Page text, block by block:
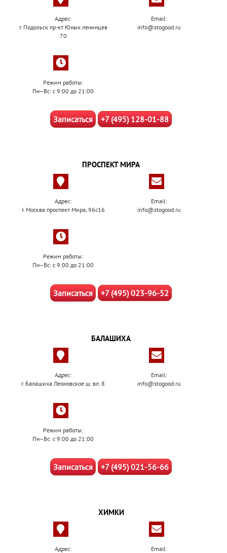
Адрес:
г. Подольск пр-кт Юных ленинцев
70
Email:
info@stogood.ru
Режим работы:
Пн–Вс: с 9:00 до 21:00
Записаться +7 (495) 128-01-88
ПРОСПЕКТ МИРА
Адрес:
г. Москва проспект Мира, 96с16
Email:
info@stogood.ru
Режим работы:
Пн–Вс: с 9:00 до 21:00
Записаться +7 (495) 023-96-52
БАЛАШИХА
Адрес:
г. Балашиха Леоновское ш. вл. 8
Email:
info@stogood.ru
Режим работы:
Пн–Вс: с 9:00 до 21:00
Записаться +7 (495) 021-56-66
ХИМКИ
Адрес: Email: